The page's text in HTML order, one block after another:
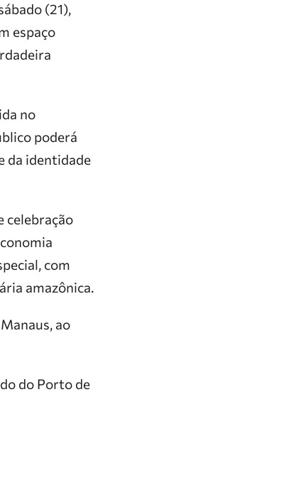
(21),
espaço
no
poderá
da identidade
celebração
com
amazônica.
ao
do Porto de